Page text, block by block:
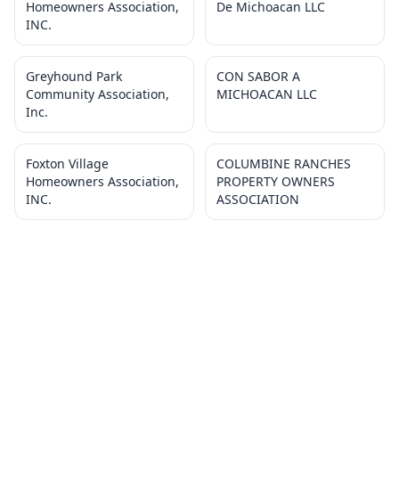
Homeowners Association,
INC.
De Michoacan LLC
Greyhound Park
Community Association,
Inc.
CON SABOR A
MICHOACAN LLC
Foxton Village
Homeowners Association,
INC.
COLUMBINE RANCHES
PROPERTY OWNERS
ASSOCIATION